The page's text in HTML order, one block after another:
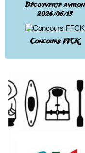
Découverte aviron
2026/06/13
Concours FFCK